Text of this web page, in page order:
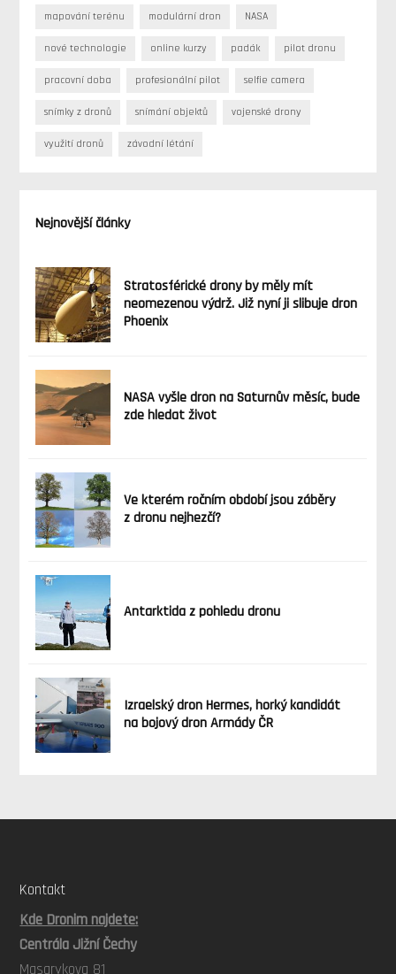
mapování terénu modulární dron NASA
nové technologie online kurzy padák pilot dronu
pracovní doba profesionální pilot selfie camera
snímky z dronů snímání objektů vojenské drony
využití dronů závodní létání
Nejnovější články
Stratosférické drony by měly mít
neomezenou výdrž. Již nyní ji slibuje dron
Phoenix
NASA vyšle dron na Saturnův měsíc, bude
zde hledat život
Ve kterém ročním období jsou záběry
z dronu nejhezčí?
Antarktida z pohledu dronu
Izraelský dron Hermes, horký kandidát
na bojový dron Armády ČR
Kontakt
Kde Dronim najdete:
Centrála Jižní Čechy
Masarykova 81